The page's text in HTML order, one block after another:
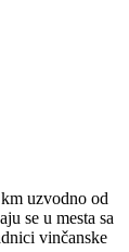
uzvodno od
se u mesta sa
vinčanske